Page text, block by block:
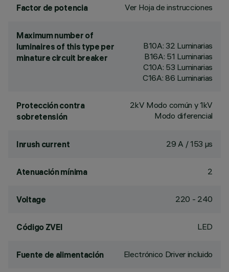
Factor de potencia Ver Hoja de instrucciones
Maximum number of
luminaires of this type per
minature circuit breaker
B10A: 32 Luminarias
B16A: 51 Luminarias
C10A: 53 Luminarias
C16A: 86 Luminarias
Protección contra
sobretensión
2kV Modo común y 1kV
Modo diferencial
Inrush current 29 A / 153 µs
Atenuación mínima 2
Voltage 220 - 240
Código ZVEI LED
Fuente de alimentación Electrónico Driver incluido